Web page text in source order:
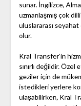
sunar. İngilizce,
uzmanlaşmış çok
uluslararası seyahat
olur.
Kral Transfer'in
sınırlı değildir.
geziler için de
istedikleri yerlere
ulaşabilirken, Kral